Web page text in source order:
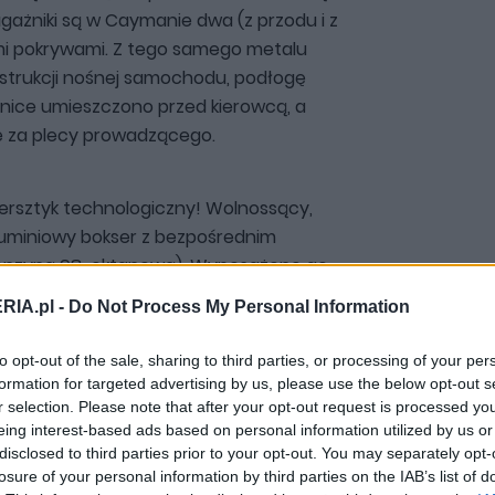
- Do Not Process My Personal Information
opt-out of the sale, sharing to third parties, or processing of your
for targeted advertising by us, please use the below opt-out
selection. Please note that after your opt-out request is processed
interest-based ads based on personal information utilized by us
to third parties prior to your opt-out. You may separately
of your personal information by third parties on the IAB’s list of
są w Caymanie dwa (z przodu i z
pokrywami. Z tego samego metalu
nośnej samochodu, podłogę
umieszczono przed kierowcą, a
za plecy prowadzącego.
technologiczny! Wolnossący,
bokser z bezpośrednim
98-oktanową). Wyposażono go
regulacji faz i wzniosu zaworów
kolektor ssący wykorzystujący
w czystej postaci! To po prostu
Rozmarzyłem się? Może
podróży do Warszawy
Porsche przelatuje przez
zachodzącego słońca